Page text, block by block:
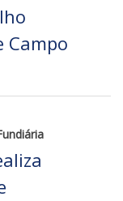
Campo